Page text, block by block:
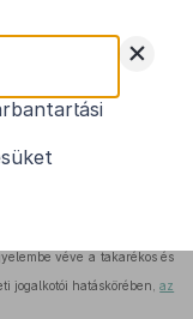
véve a takarékos és
jogalkotói hatáskörében,az
+